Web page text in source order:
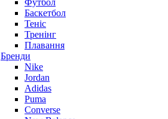
Футбол
Баскетбол
Теніс
Тренінг
Плавання
Бренди
Nike
Jordan
Adidas
Puma
Converse